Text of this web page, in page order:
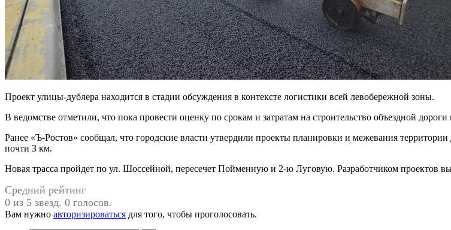
Проект улицы-дублера находится в стадии обсуждения в контексте логистики всей левобережной зоны.
В ведомстве отметили, что пока провести оценку по срокам и затратам на строительство объездной
Ранее «Ъ-Ростов» сообщал, что городские власти утвердили проекты планировки и межевания
почти 3 км.
Новая трасса пройдет по ул. Шоссейной, пересечет Пойменную и 2-ю Луговую. Разработчиком проектов
Средний рейтинг
0 из 5 звезд. 0 голосов.
Вам нужно авторизироваться для того, чтобы проголосовать.